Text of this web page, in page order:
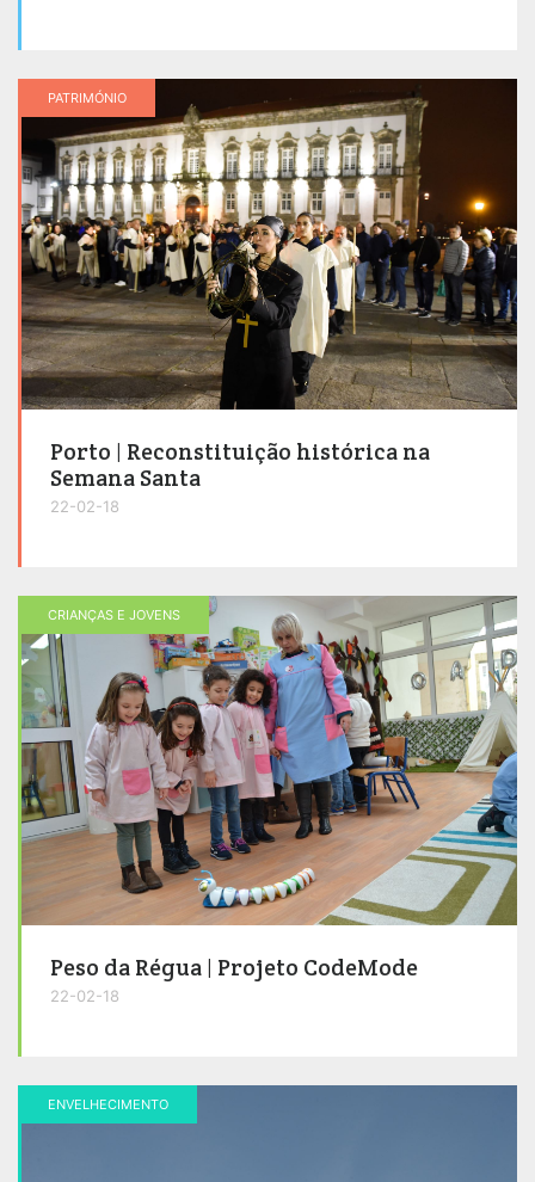
PATRIMÓNIO
Porto | Reconstituição histórica na
Semana Santa
22-02-18
CRIANÇAS E JOVENS
Peso da Régua | Projeto CodeMode
22-02-18
ENVELHECIMENTO